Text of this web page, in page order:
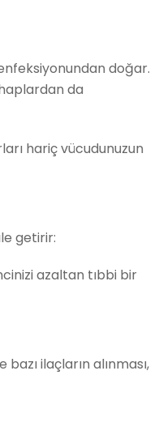
doğar.
da
hariç vücudunuzun
getirir:
azaltan tıbbi bir
ilaçların alınması,